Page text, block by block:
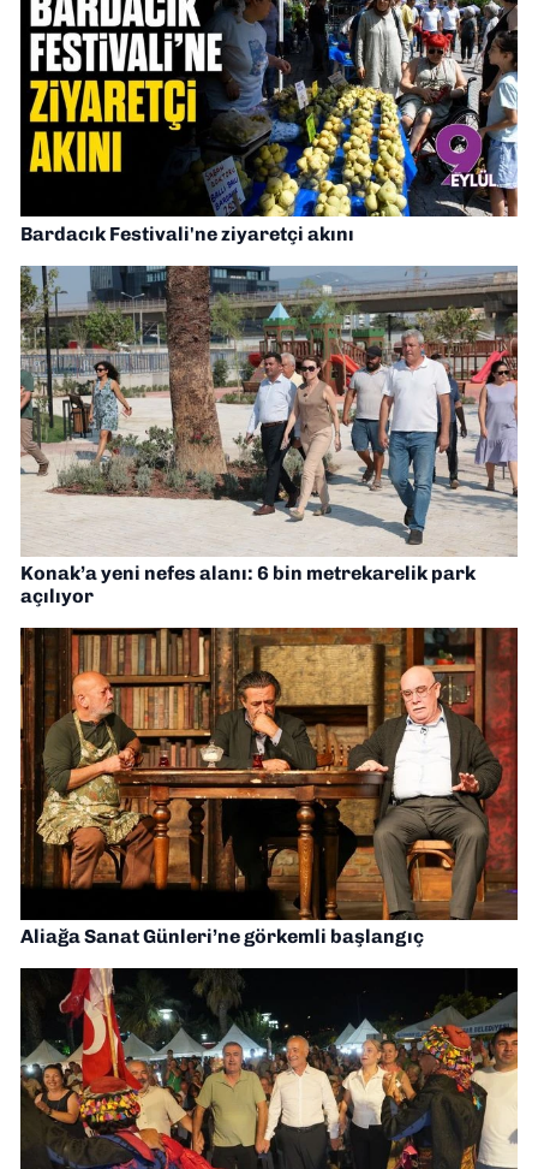
Bardacık Festivali'ne ziyaretçi akını
Konak’a yeni nefes alanı: 6 bin metrekarelik park
açılıyor
Aliağa Sanat Günleri’ne görkemli başlangıç